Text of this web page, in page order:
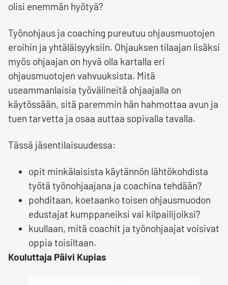
olisi enemmän hyötyä?
Työnohjaus ja coaching pureutuu ohjausmuotojen
eroihin ja yhtäläisyyksiin. Ohjauksen tilaajan lisäksi
myös ohjaajan on hyvä olla kartalla eri
ohjausmuotojen vahvuuksista. Mitä
useammanlaisia työvälineitä ohjaajalla on
käytössään, sitä paremmin hän hahmottaa avun ja
tuen tarvetta ja osaa auttaa sopivalla tavalla.
Tässä jäsentilaisuudessa:
opit minkälaisista käytännön lähtökohdista
työtä työnohjaajana ja coachina tehdään?
pohditaan, koetaanko toisen ohjausmuodon
edustajat kumppaneiksi vai kilpailijoiksi?
kuullaan, mitä coachit ja työnohjaajat voisivat
oppia toisiltaan.
Kouluttaja Päivi Kupias